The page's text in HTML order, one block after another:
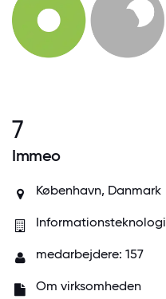
7
Immeo
København, Danmark
Informationsteknologi
medarbejdere: 157
Om virksomheden